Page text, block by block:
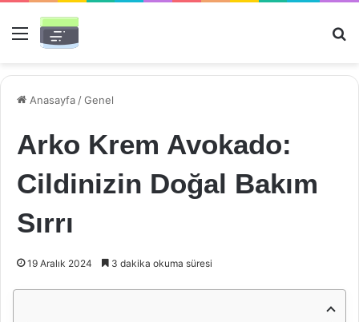
Menü
Anasayfa /Genel
Arko Krem Avokado:
Cildinizin Doğal Bakım
Sırrı
19 Aralık 2024 3 dakika okuma süresi